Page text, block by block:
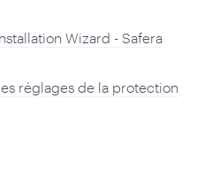
Wizard - Safera
réglages de la protection